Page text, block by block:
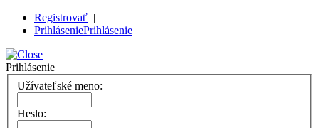
Registrovať |
PrihláseniePrihlásenie
Prihlásenie
Užívateľské meno:
Heslo: